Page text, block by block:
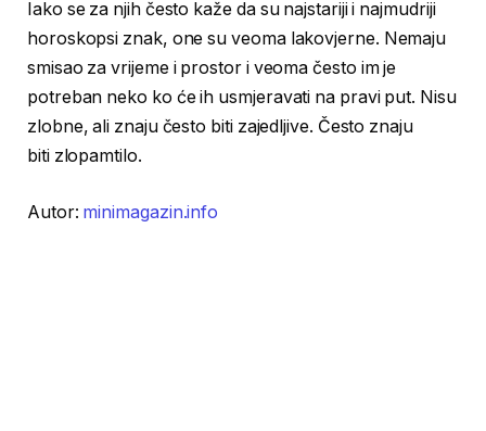
Iako se za njih često kaže da su najstariji i najmudriji
horoskopsi znak, one su veoma lakovjerne. Nemaju
smisao za vrijeme i prostor i veoma često im je
potreban neko ko će ih usmjeravati na pravi put. Nisu
zlobne, ali znaju često biti zajedljive. Često znaju
biti zlopamtilo.
Autor: minimagazin.info